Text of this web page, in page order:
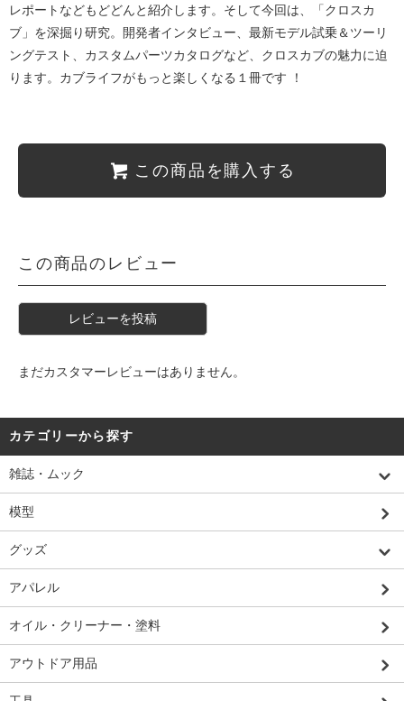
レポートなどもどどんと紹介します。そして今回は、「クロスカ
ブ」を深掘り研究。開発者インタビュー、最新モデル試乗＆ツーリ
ングテスト、カスタムパーツカタログなど、クロスカブの魅力に迫
ります。カブライフがもっと楽しくなる１冊です ！
この商品を購入する
この商品のレビュー
レビューを投稿
まだカスタマーレビューはありません。
カテゴリーから探す
雑誌・ムック
模型
グッズ
アパレル
オイル・クリーナー・塗料
アウトドア用品